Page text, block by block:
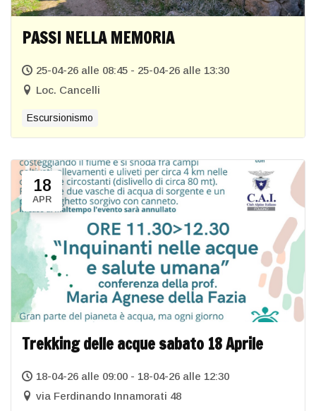
PASSI NELLA MEMORIA
25-04-26 alle 08:45 - 25-04-26 alle 13:30
Loc. Cancelli
Escursionismo
18
APR
Trekking delle acque sabato 18 Aprile
18-04-26 alle 09:00 - 18-04-26 alle 12:30
via Ferdinando Innamorati 48